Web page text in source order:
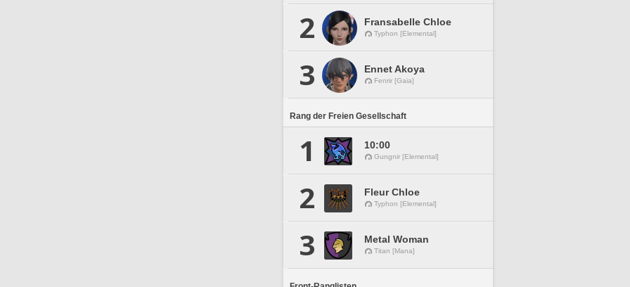
2 Fransabelle Chloe
Typhon [Elemental]
3 Ennet Akoya
Fenrir [Gaia]
Rang der Freien Gesellschaft
1 10:00
Gungnir [Elemental]
2 Fleur Chloe
Typhon [Elemental]
3 Metal Woman
Titan [Mana]